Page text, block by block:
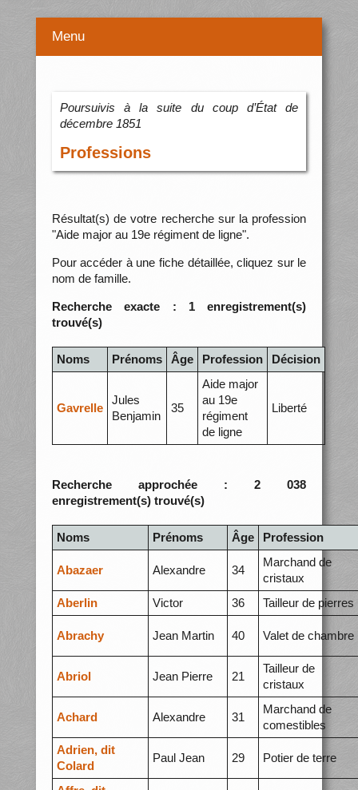
Menu
Poursuivis à la suite du coup d’État de
décembre 1851
Professions
Résultat(s) de votre recherche sur la profession
"Aide major au 19e régiment de ligne".
Pour accéder à une fiche détaillée, cliquez sur le
nom de famille.
Recherche exacte : 1 enregistrement(s)
trouvé(s)
Noms Prénoms Âge Profession Décision
Gavrelle
Jules
Benjamin
35
Aide major
au 19e
régiment
de ligne
Liberté
Recherche approchée : 2 038
enregistrement(s) trouvé(s)
Noms Prénoms Âge Profession
Abazaer Alexandre 34
Marchand de
cristaux
Aberlin
Victor 36 Tailleur de pierres
Abrachy Jean Martin 40 Valet de chambre
Abriol Jean Pierre 21
Tailleur de
cristaux
Achard Alexandre 31
Marchand de
comestibles
Adrien, dit
Colard
Paul Jean 29 Potier de terre